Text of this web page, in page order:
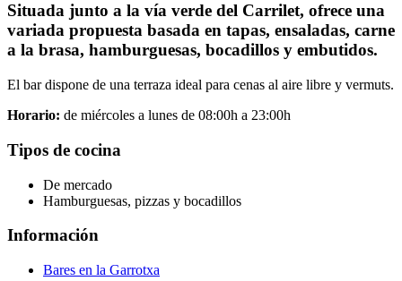
Situada junto a la vía verde del Carrilet, ofrece una
variada propuesta basada en tapas, ensaladas, carne
a la brasa, hamburguesas, bocadillos y embutidos.
El bar dispone de una terraza ideal para cenas al aire libre y vermuts.
Horario: de miércoles a lunes de 08:00h a 23:00h
Tipos de cocina
De mercado
Hamburguesas, pizzas y bocadillos
Información
Bares en la Garrotxa